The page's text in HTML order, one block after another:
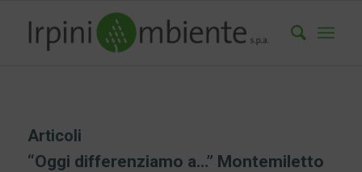
Articoli
“Oggi differenziamo a…” Montemiletto